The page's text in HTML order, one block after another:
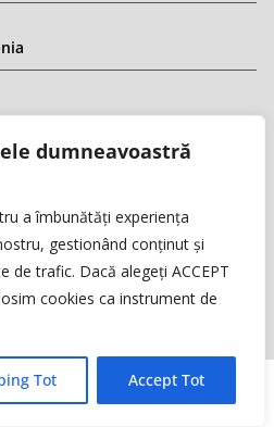
dumneavoastră
a îmbunătăți experiența
gestionând conținut și
de trafic. Dacă alegeți ACCEPT
cookies ca instrument de
Tot Accept Tot